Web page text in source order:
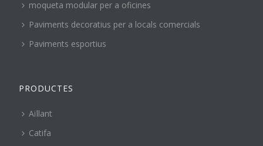
moqueta modular per a oficines
Paviments decoratius per a locals comercials
Paviments esportius
PRODUCTES
Aïllant
Catifa